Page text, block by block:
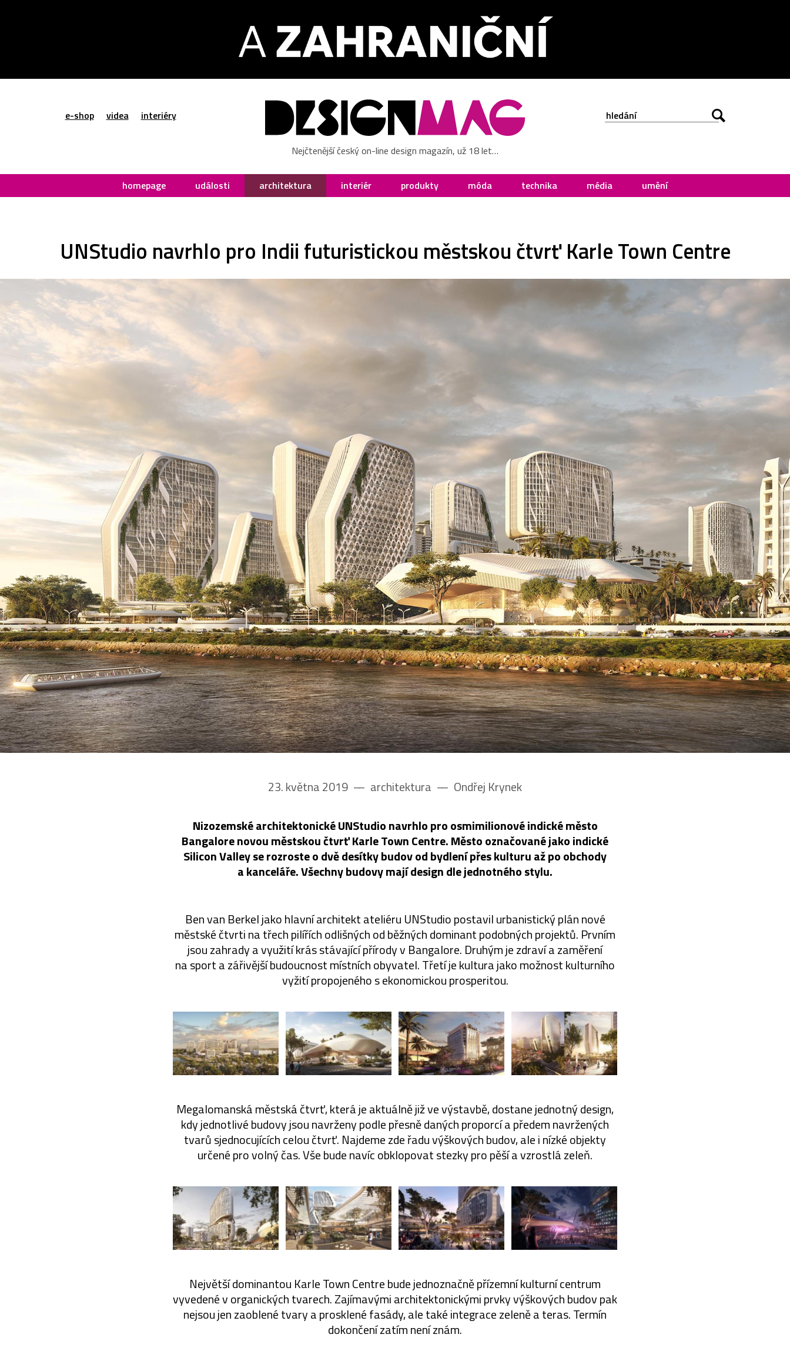
e-shop videa interiéry
Nejčtenější český on-line design magazín, už 18 let…
homepage události architektura interiér produkty móda technika média umění
UNStudio navrhlo pro Indii futuristickou městskou čtvrť Karle Town Centre
23. května 2019 –– architektura –– Ondřej Krynek
Nizozemské architektonické UNStudio navrhlo pro osmimilionové indické město
Bangalore novou městskou čtvrť Karle Town Centre. Město označované jako indické
Silicon Valley se rozroste o dvě desítky budov od bydlení přes kulturu až po obchody
a kanceláře. Všechny budovy mají design dle jednotného stylu.
Ben van Berkel jako hlavní architekt ateliéru UNStudio postavil urbanistický plán nové
městské čtvrti na třech pilířích odlišných od běžných dominant podobných projektů. Prvním
jsou zahrady a využití krás stávající přírody v Bangalore. Druhým je zdraví a zaměření
na sport a zářivější budoucnost místních obyvatel. Třetí je kultura jako možnost kulturního
vyžití propojeného s ekonomickou prosperitou.
Megalomanská městská čtvrť, která je aktuálně již ve výstavbě, dostane jednotný design,
kdy jednotlivé budovy jsou navrženy podle přesně daných proporcí a předem navržených
tvarů sjednocujících celou čtvrť. Najdeme zde řadu výškových budov, ale i nízké objekty
určené pro volný čas. Vše bude navíc obklopovat stezky pro pěší a vzrostlá zeleň.
Největší dominantou Karle Town Centre bude jednoznačně přízemní kulturní centrum
vyvedené v organických tvarech. Zajímavými architektonickými prvky výškových budov pak
nejsou jen zaoblené tvary a prosklené fasády, ale také integrace zeleně a teras. Termín
dokončení zatím není znám.